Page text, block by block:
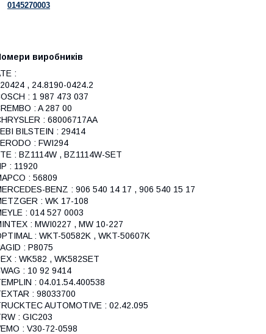
0145270003
виробників
:
, 24.8190-0424.2
: 1 987 473 037
: A 287 00
: 68006717AA
BILSTEIN : 29414
: FWI294
: BZ1114W , BZ1114W-SET
: 11920
: 56809
BENZ : 906 540 14 17 , 906 540 15 17
: WK 17-108
: 014 527 0003
: MWI0227 , MW 10-227
: WKT-50582K , WKT-50607K
: P8075
: WK582 , WK582SET
: 10 92 9414
: 04.01.54.400538
: 98033700
AUTOMOTIVE : 02.42.095
: GIC203
: V30-72-0598